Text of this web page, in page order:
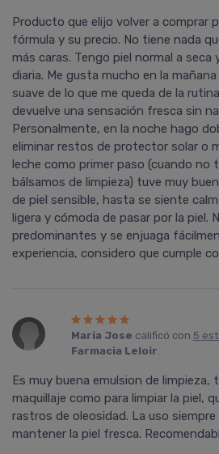
Producto que elijo volver a comprar
fórmula y su precio. No tiene nada
más caras. Tengo piel normal a seca
diaria. Me gusta mucho en la
suave de lo que me queda de la
devuelve una sensación fresca sin
Personalmente, en la noche hago
eliminar restos de protector solar o
leche como primer paso (cuando no
bálsamos de limpieza) tuve muy
de piel sensible, hasta se siente
ligera y cómoda de pasar por la piel.
predominantes y se enjuaga
experiencia, considero que cumple
Maria Jose calificó con 5
Farmacia Leloir.
Es muy buena emulsion de limpieza,
maquillaje como para limpiar la piel,
rastros de oleosidad. La uso siempre
mantener la piel fresca.